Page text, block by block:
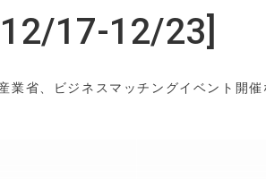
17-12/23]
業省、ビジネスマッチングイベント開催